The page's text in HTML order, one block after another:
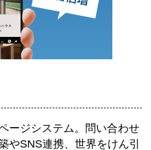
ージシステム。 問い合わせ
やSNS連携、世界をけん引